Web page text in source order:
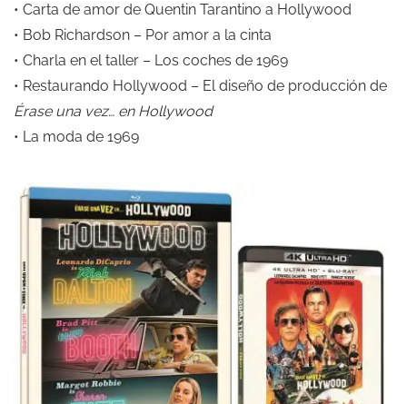
• Carta de amor de Quentin Tarantino a Hollywood
• Bob Richardson – Por amor a la cinta
• Charla en el taller – Los coches de 1969
• Restaurando Hollywood – El diseño de producción de
Érase una vez… en Hollywood
• La moda de 1969